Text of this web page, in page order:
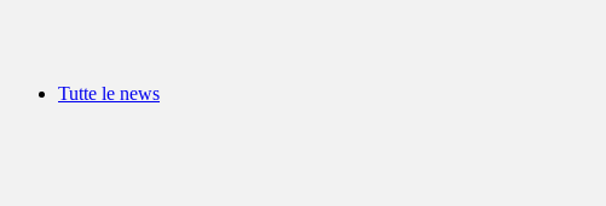
Tutte le news